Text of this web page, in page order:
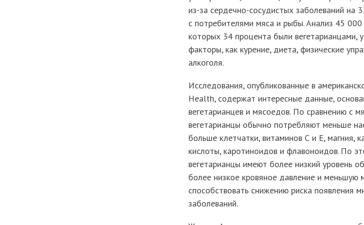
из-за сердечно-сосудистых заболеваний на
с потребителями мяса и рыбы. Анализ 45
которых 34 процента были вегетарианцами,
факторы, как курение, диета, физические
алкоголя.
Исследования, опубликованные в
Health, содержат интересные данные,
вегетарианцев и мясоедов. По сравнению с
вегетарианцы обычно потребляют меньше
больше клетчатки, витаминов С и Е, магния,
кислоты, каротиноидов и флавоноидов. По
вегетарианцы имеют более низкий уровень
более низкое кровяное давление и меньшую
способствовать снижению риска появления
заболеваний.